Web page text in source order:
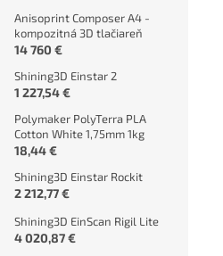
Anisoprint Composer A4 -
kompozitná 3D tlačiareň
14 760 €
Shining3D Einstar 2
1 227,54 €
Polymaker PolyTerra PLA
Cotton White 1,75mm 1kg
18,44 €
Shining3D Einstar Rockit
2 212,77 €
Shining3D EinScan Rigil Lite
4 020,87 €